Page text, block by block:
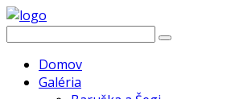
Domov
Galéria